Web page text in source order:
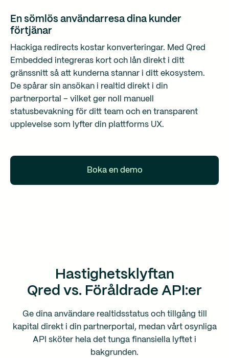
En sömlös användarresa dina kunder
förtjänar
Hackiga redirects kostar konverteringar. Med Qred
Embedded integreras kort och lån direkt i ditt
gränssnitt så att kunderna stannar i ditt ekosystem.
De spårar sin ansökan i realtid direkt i din
partnerportal – vilket ger noll manuell
statusbevakning för ditt team och en transparent
upplevelse som lyfter din plattforms UX.
Boka en demo
Hastighetsklyftan
Qred vs. Föråldrade API:er
Ge dina användare realtidsstatus och tillgång till
kapital direkt i din partnerportal, medan vårt osynliga
API sköter hela det tunga finansiella lyftet i
bakgrunden.